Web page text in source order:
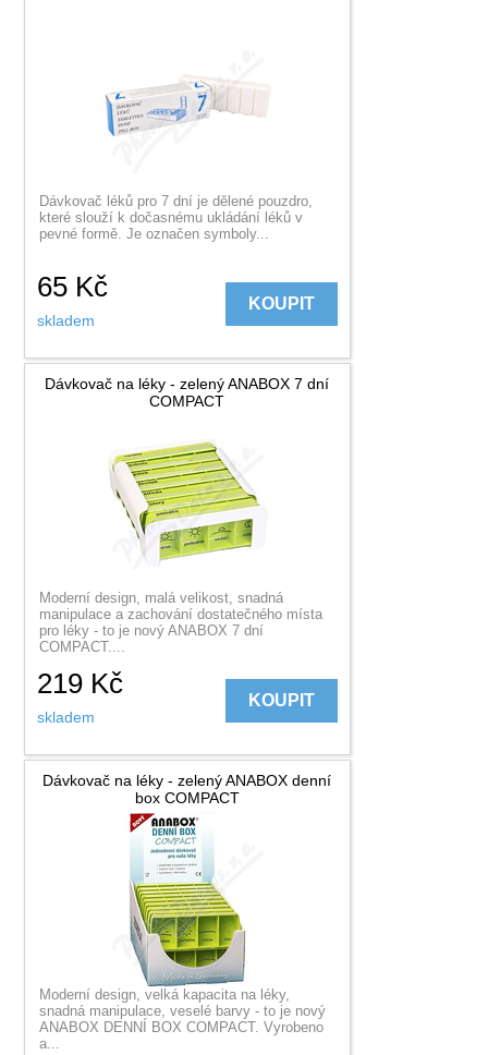
Dávkovač léků pro 7 dní je dělené pouzdro,
které slouží k dočasnému ukládání léků v
pevné formě. Je označen symboly...
65 Kč
skladem
KOUPIT
Dávkovač na léky - zelený ANABOX 7 dní
COMPACT
Moderní design, malá velikost, snadná
manipulace a zachování dostatečného místa
pro léky - to je nový ANABOX 7 dní
COMPACT....
219 Kč
skladem
KOUPIT
Dávkovač na léky - zelený ANABOX denní
box COMPACT
Moderní design, velká kapacita na léky,
snadná manipulace, veselé barvy - to je nový
ANABOX DENNÍ BOX COMPACT. Vyrobeno
a...